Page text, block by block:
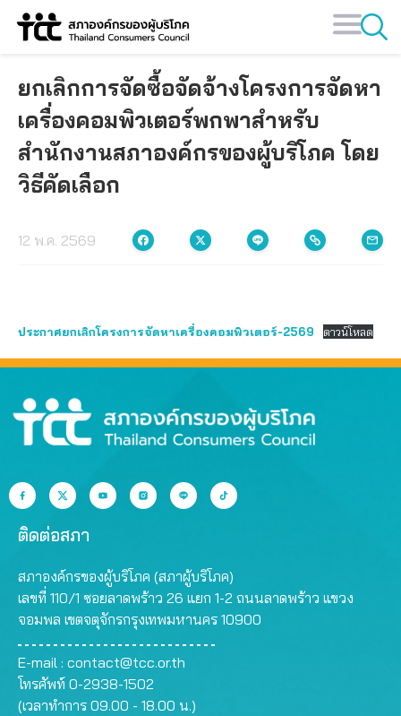
Skip
ยกเลิกการจัดซื้อจัดจ้างโครงการจัดหา
เครื่องคอมพิวเตอร์พกพาสำหรับ
สำนักงานสภาองค์กรของผู้บริโภค โดย
วิธีคัดเลือก
12 พ.ค. 2569
ประกาศยกเลิกโครงการจัดหาเครื่องคอมพิวเตอร์-2569 ดาวน์โหลด
ติดต่อสภา
สภาองค์กรของผู้บริโภค (สภาผู้บริโภค)
เลขที่ 110/1 ซอยลาดพร้าว 26 แยก 1-2 ถนนลาดพร้าว แขวง
จอมพล เขตจตุจักรกรุงเทพมหานคร 10900
E-mail : contact@tcc.or.th
โทรศัพท์ 0-2938-1502
(เวลาทำการ 09.00 - 18.00 น.)